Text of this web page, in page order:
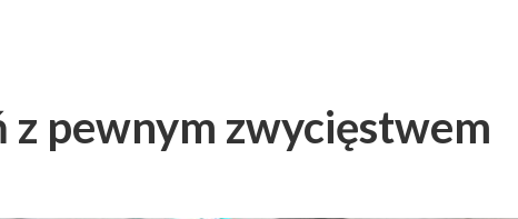
z pewnym zwycięstwem